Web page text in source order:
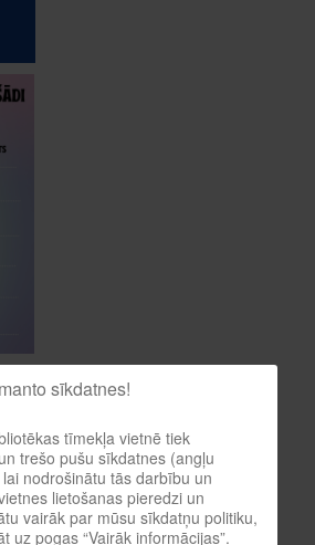
sīkdatnes!
tīmekļa vietnē tiek
trešo pušu sīkdatnes (angļu
lai nodrošinātu tās darbību un
lietošanas pieredzi un
vairāk par mūsu sīkdatņu politiku,
uz pogas “Vairāk informācijas”.